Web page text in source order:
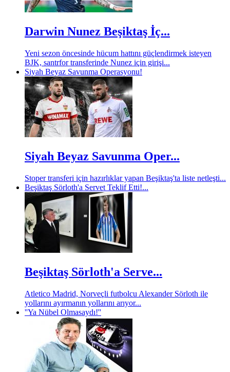
Darwin Nunez Beşiktaş İç...
Yeni sezon öncesinde hücum hattını güçlendirmek isteyen
BJK, santrfor transferinde Nunez için girişi...
Siyah Beyaz Savunma Operasyonu!
Siyah Beyaz Savunma Oper...
Stoper transferi için hazırlıklar yapan Beşiktaş'ta liste netleşti...
Beşiktaş Sörloth'a Servet Teklif Etti!...
Beşiktaş Sörloth'a Serve...
Atletico Madrid, Norveçli futbolcu Alexander Sörloth ile
yollarını ayırmanın yollarını arıyor...
''Ya Nübel Olmasaydı!''